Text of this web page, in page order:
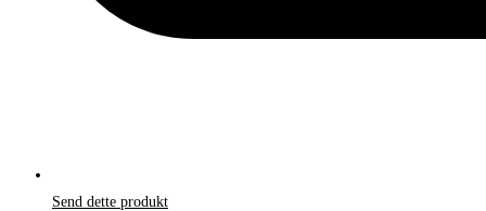
Send dette produkt